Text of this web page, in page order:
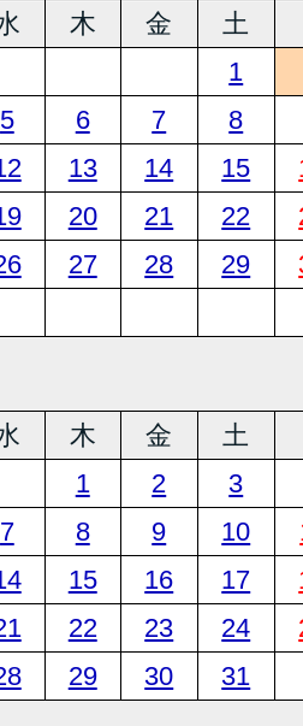
木 金 土
1
5 6 7
8
13 14 15
20 21 22
27 28 29
木 金 土
1
2
3
7 8 9 10
15 16 17
22 23 24
29 30 31